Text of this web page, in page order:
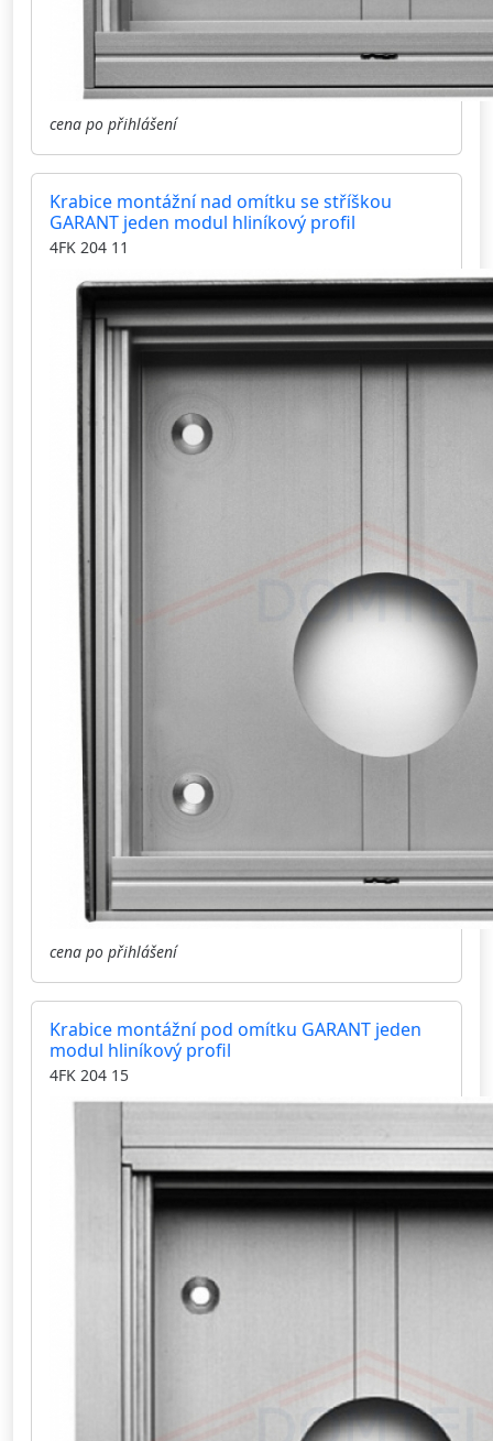
cena po přihlášení
Krabice montážní nad omítku se stříškou
GARANT jeden modul hliníkový profil
4FK 204 11
cena po přihlášení
Krabice montážní pod omítku GARANT jeden
modul hliníkový profil
4FK 204 15